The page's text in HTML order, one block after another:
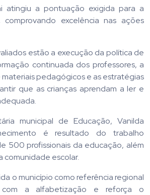
atingiu a pontuação exigida para a
comprovando excelência nas ações
estão a execução da política de
continuada dos professores, a
pedagógicos e as estratégias
que as crianças aprendam a ler e
municipal de Educação, Vanilda
é resultado do trabalho
500 profissionais da educação, além
comunidade escolar.
o município como referência regional
com a alfabetização e reforça o